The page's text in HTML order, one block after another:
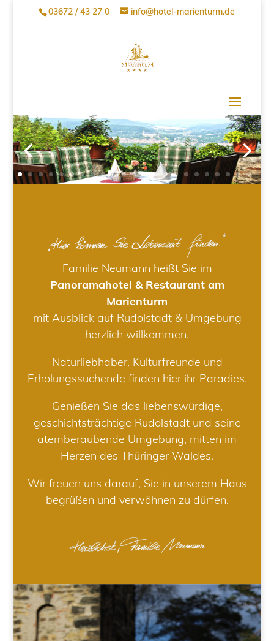
03672 / 43 27 0 info@hotel-marienturm.de
Familie Neumann heißt Sie im
Panoramahotel & Restaurant am
Marienturm
mit Ausblick auf Rudolstadt & Umgebung
herzlich willkommen.
Naturliebhaber, Kulturfreunde und
Erholungssuchende finden hier ihr Paradies.
Genießen Sie das liebenswürdige,
geschichtsträchtige Rudolstadt und seine
atemberaubende Umgebung, mitten im
Herzen des Thüringer Waldes.
Wir freuen uns darauf, Sie in unserem Haus
begrüßen und verwöhnen zu dürfen.